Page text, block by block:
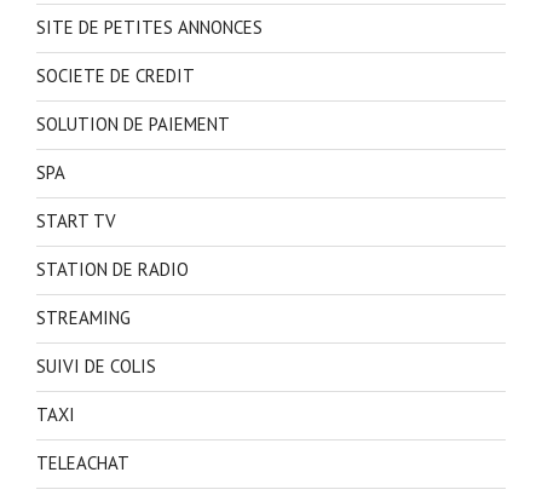
SITE DE PETITES ANNONCES
SOCIETE DE CREDIT
SOLUTION DE PAIEMENT
SPA
START TV
STATION DE RADIO
STREAMING
SUIVI DE COLIS
TAXI
TELEACHAT